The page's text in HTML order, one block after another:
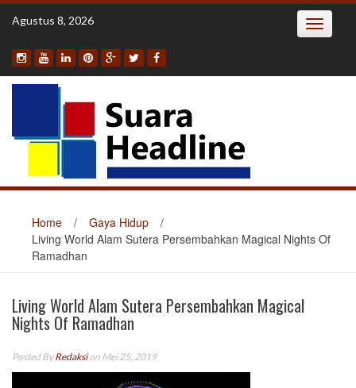
Skip
Agustus 8, 2026 Toggle
Home / Gaya Hidup
/
Living World Alam Sutera Persembahkan Magical Nights Of
Ramadhan
Living World Alam Sutera Persembahkan Magical
Nights Of Ramadhan
Posted ByRedaksion Mei 25, 2019